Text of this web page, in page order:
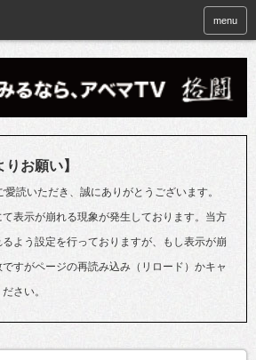
menu
お願い】
読いただき、誠にありがとうございます。
表示が崩れる現象が発生しております。当方
よう設定を行っておりますが、もし表示が崩
すがページの再読み込み（リロード）かキャ
さい。